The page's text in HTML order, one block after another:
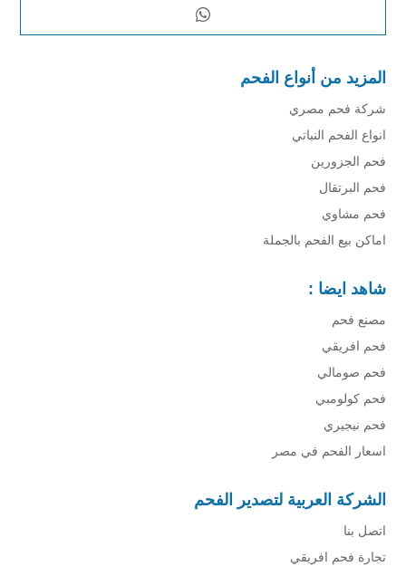
المزيد من أنواع الفحم
شركة فحم مصري
انواع الفحم النباتي
فحم الجزورين
فحم البرتقال
فحم مشاوي
اماكن بيع الفحم بالجملة
شاهد ايضا :
مصنع فحم
فحم افريقي
فحم صومالي
فحم كولومبي
فحم نيجيري
اسعار الفحم في مصر
الشركة العربية لتصدير الفحم
اتصل بنا
تجارة فحم افريقي